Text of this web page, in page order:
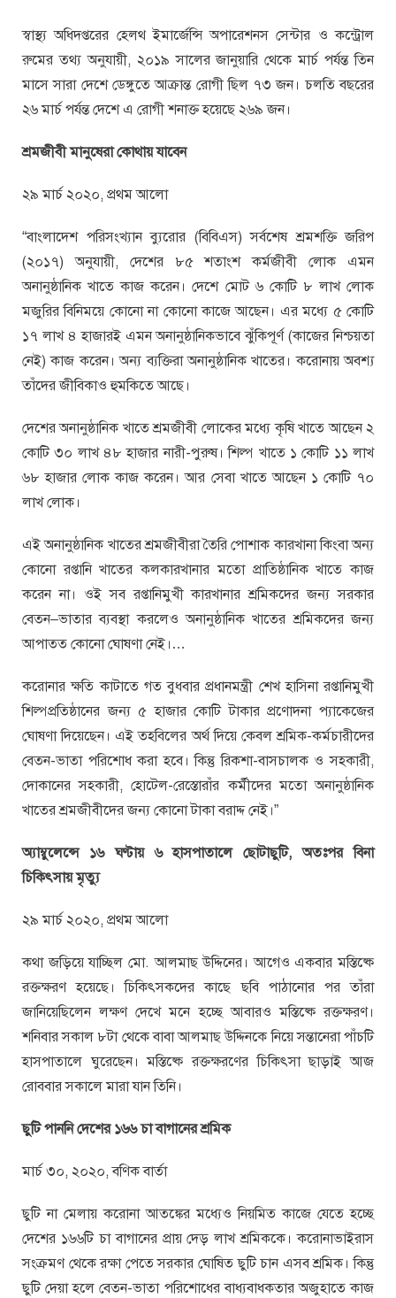
স্বাস্থ্য অধিদপ্তরের হেলথ ইমার্জেন্সি অপারেশনস সেন্টার ও কন্ট্রোল
রুমের তথ্য অনুযায়ী, ২০১৯ সালের জানুয়ারি থেকে মার্চ পর্যন্ত তিন
মাসে সারা দেশে ডেঙ্গুতে আক্রান্ত রোগী ছিল ৭৩ জন। চলতি বছরের
২৬ মার্চ পর্যন্ত দেশে এ রোগী শনাক্ত হয়েছে ২৬৯ জন।
শ্রমজীবী মানুষেরা কোথায় যাবেন
২৯ মার্চ ২০২০, প্রথম আলো
“বাংলাদেশ পরিসংখ্যান ব্যুরোর (বিবিএস) সর্বশেষ শ্রমশক্তি জরিপ
(২০১৭) অনুযায়ী, দেশের ৮৫ শতাংশ কর্মজীবী লোক এমন
অনানুষ্ঠানিক খাতে কাজ করেন। দেশে মোট ৬ কোটি ৮ লাখ লোক
মজুরির বিনিময়ে কোনো না কোনো কাজে আছেন। এর মধ্যে ৫ কোটি
১৭ লাখ ৪ হাজারই এমন অনানুষ্ঠানিকভাবে ঝুঁকিপূর্ণ (কাজের নিশ্চয়তা
নেই) কাজ করেন। অন্য ব্যক্তিরা অনানুষ্ঠানিক খাতের। করোনায় অবশ্য
তাঁদের জীবিকাও হুমকিতে আছে।
দেশের অনানুষ্ঠানিক খাতে শ্রমজীবী লোকের মধ্যে কৃষি খাতে আছেন ২
কোটি ৩০ লাখ ৪৮ হাজার নারী-পুরুষ। শিল্প খাতে ১ কোটি ১১ লাখ
৬৮ হাজার লোক কাজ করেন। আর সেবা খাতে আছেন ১ কোটি ৭০
লাখ লোক।
এই অনানুষ্ঠানিক খাতের শ্রমজীবীরা তৈরি পোশাক কারখানা কিংবা অন্য
কোনো রপ্তানি খাতের কলকারখানার মতো প্রাতিষ্ঠানিক খাতে কাজ
করেন না। ওই সব রপ্তানিমুখী কারখানার শ্রমিকদের জন্য সরকার
বেতন–ভাতার ব্যবস্থা করলেও অনানুষ্ঠানিক খাতের শ্রমিকদের জন্য
আপাতত কোনো ঘোষণা নেই।…
করোনার ক্ষতি কাটাতে গত বুধবার প্রধানমন্ত্রী শেখ হাসিনা রপ্তানিমুখী
শিল্পপ্রতিষ্ঠানের জন্য ৫ হাজার কোটি টাকার প্রণোদনা প্যাকেজের
ঘোষণা দিয়েছেন। এই তহবিলের অর্থ দিয়ে কেবল শ্রমিক-কর্মচারীদের
বেতন-ভাতা পরিশোধ করা হবে। কিন্তু রিকশা-বাসচালক ও সহকারী,
দোকানের সহকারী, হোটেল-রেস্তোরাঁর কর্মীদের মতো অনানুষ্ঠানিক
খাতের শ্রমজীবীদের জন্য কোনো টাকা বরাদ্দ নেই।”
অ্যাম্বুলেন্সে ১৬ ঘণ্টায় ৬ হাসপাতালে ছোটাছুটি, অতঃপর বিনা
চিকিৎসায় মৃত্যু
২৯ মার্চ ২০২০, প্রথম আলো
কথা জড়িয়ে যাচ্ছিল মো. আলমাছ উদ্দিনের। আগেও একবার মস্তিষ্কে
রক্তক্ষরণ হয়েছে। চিকিৎসকদের কাছে ছবি পাঠানোর পর তাঁরা
জানিয়েছিলেন লক্ষণ দেখে মনে হচ্ছে আবারও মস্তিষ্কে রক্তক্ষরণ।
শনিবার সকাল ৮টা থেকে বাবা আলমাছ উদ্দিনকে নিয়ে সন্তানেরা পাঁচটি
হাসপাতালে ঘুরেছেন। মস্তিষ্কে রক্তক্ষরণের চিকিৎসা ছাড়াই আজ
রোববার সকালে মারা যান তিনি।
ছুটি পাননি দেশের ১৬৬ চা বাগানের শ্রমিক
মার্চ ৩০, ২০২০, বণিক বার্তা
ছুটি না মেলায় করোনা আতঙ্কের মধ্যেও নিয়মিত কাজে যেতে হচ্ছে
দেশের ১৬৬টি চা বাগানের প্রায় দেড় লাখ শ্রমিককে। করোনাভাইরাস
সংক্রমণ থেকে রক্ষা পেতে সরকার ঘোষিত ছুটি চান এসব শ্রমিক। কিন্তু
ছুটি দেয়া হলে বেতন-ভাতা পরিশোধের বাধ্যবাধকতার অজুহাতে কাজ